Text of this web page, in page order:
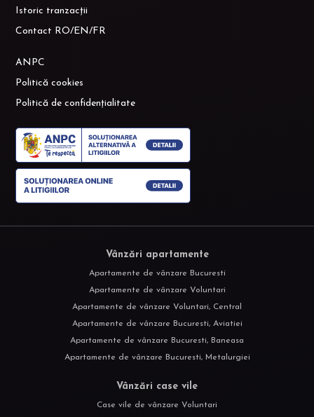
Istoric tranzacții
Contact RO/EN/FR
ANPC
Politică cookies
Politică de confidențialitate
Vânzări apartamente
Apartamente de vânzare Bucuresti
Apartamente de vânzare Voluntari
Apartamente de vânzare Voluntari, Central
Apartamente de vânzare Bucuresti, Aviatiei
Apartamente de vânzare Bucuresti, Baneasa
Apartamente de vânzare Bucuresti, Metalurgiei
Vânzări case vile
Case vile de vânzare Voluntari